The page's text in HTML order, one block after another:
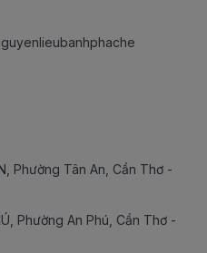
Phường Tân An, Cần Thơ -
Phường An Phú, Cần Thơ -